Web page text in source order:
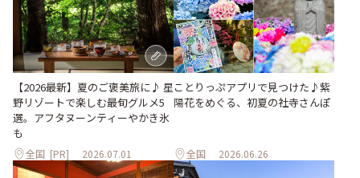
【2026最新】夏のご褒美旅に♪ 星
野リゾートで楽しむ最旬グルメ5
選。アフタヌーンティーやかき氷
も
全国 [PR] 2026.07.01
ことりっぷアプリで見つけた♪紫
陽花をめぐる、初夏の社寺さんぽ
全国 2026.06.26